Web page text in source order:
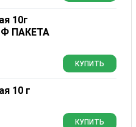
10г
ПАКЕТА
КУПИТЬ
10 г
КУПИТЬ